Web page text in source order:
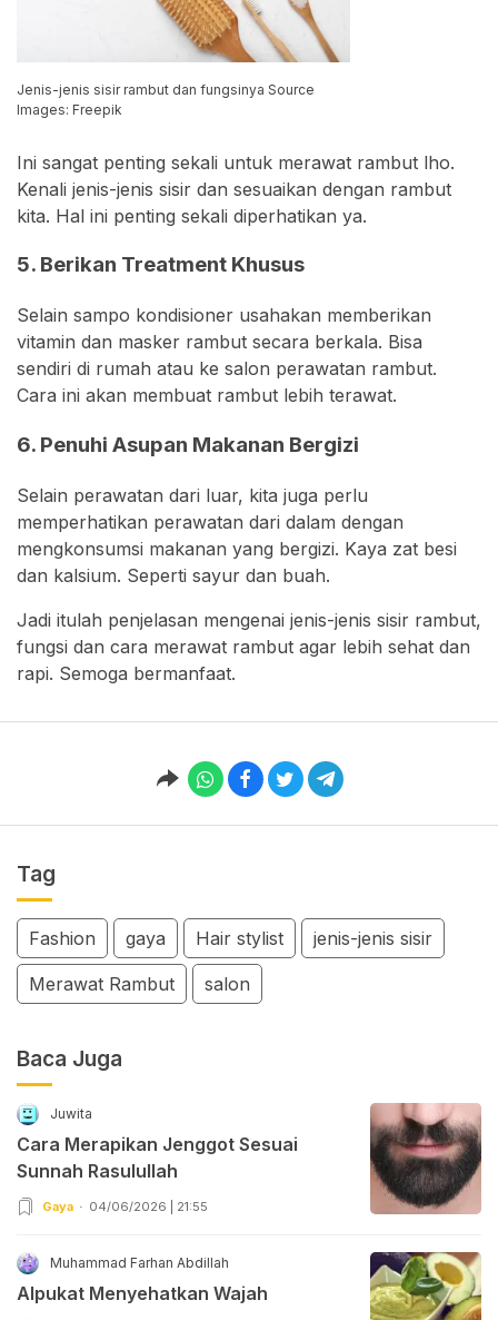
Jenis-jenis sisir rambut dan fungsinya Source
Images: Freepik
Ini sangat penting sekali untuk merawat rambut lho.
Kenali jenis-jenis sisir dan sesuaikan dengan rambut
kita. Hal ini penting sekali diperhatikan ya.
5. Berikan Treatment Khusus
Selain sampo kondisioner usahakan memberikan
vitamin dan masker rambut secara berkala. Bisa
sendiri di rumah atau ke salon perawatan rambut.
Cara ini akan membuat rambut lebih terawat.
6. Penuhi Asupan Makanan Bergizi
Selain perawatan dari luar, kita juga perlu
memperhatikan perawatan dari dalam dengan
mengkonsumsi makanan yang bergizi. Kaya zat besi
dan kalsium. Seperti sayur dan buah.
Jadi itulah penjelasan mengenai jenis-jenis sisir rambut,
fungsi dan cara merawat rambut agar lebih sehat dan
rapi. Semoga bermanfaat.
Tag
Fashion gaya Hair stylist jenis-jenis sisir
Merawat Rambut salon
Baca Juga
Juwita
Cara Merapikan Jenggot Sesuai
Sunnah Rasulullah
Gaya 04/06/2026 | 21:55
Muhammad Farhan Abdillah
Alpukat Menyehatkan Wajah